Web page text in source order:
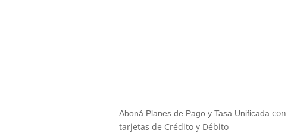
Aboná Planes de Pago y Tasa Unificada con
tarjetas de Crédito y Débito